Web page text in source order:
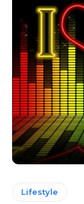
Lifestyle